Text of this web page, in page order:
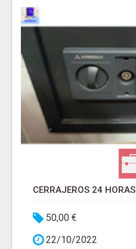
CERRAJEROS 24 HORAS
50,00 €
22/10/2022